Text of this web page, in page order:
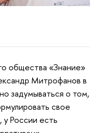
общества «Знание»
Митрофанов в
задумываться о том,
свое
России есть